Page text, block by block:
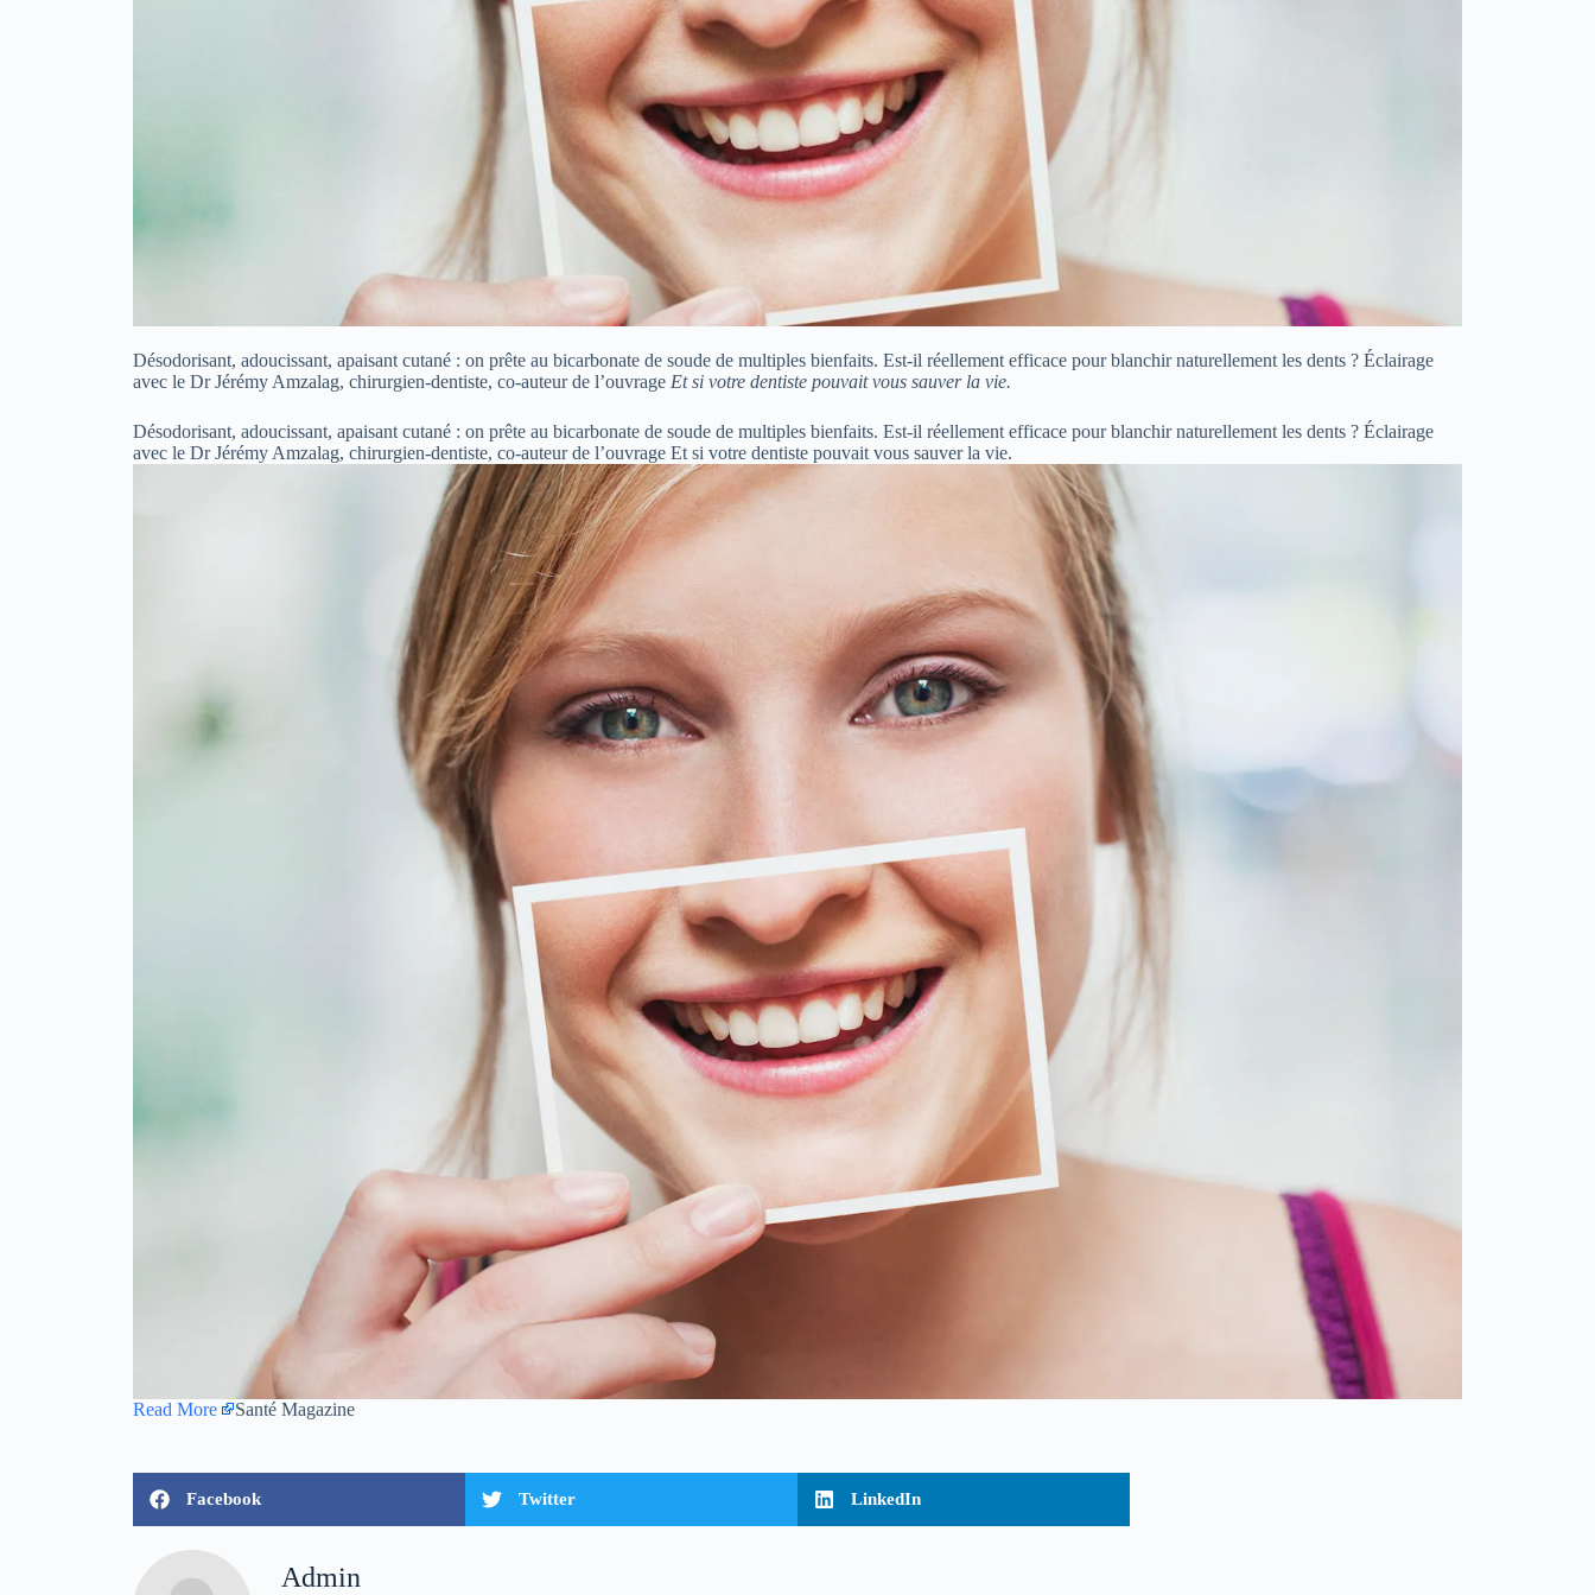
Désodorisant, adoucissant, apaisant cutané : on prête au bicarbonate de soude de multiples bienfaits. Est-il réellement efficace pour blanchir naturellement les dents ? Éclairage
avec le Dr Jérémy Amzalag, chirurgien-dentiste, co-auteur de l’ouvrage Et si votre dentiste pouvait vous sauver la vie.
Désodorisant, adoucissant, apaisant cutané : on prête au bicarbonate de soude de multiples bienfaits. Est-il réellement efficace pour blanchir naturellement les dents ? Éclairage
avec le Dr Jérémy Amzalag, chirurgien-dentiste, co-auteur de l’ouvrage Et si votre dentiste pouvait vous sauver la vie.
Read More Santé Magazine
Facebook Twitter LinkedIn
Admin